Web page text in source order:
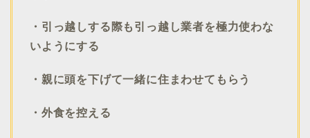
・引っ越しする際も引っ越し業者を極力使わな
いようにする
・親に頭を下げて一緒に住まわせてもらう
・外食を控える